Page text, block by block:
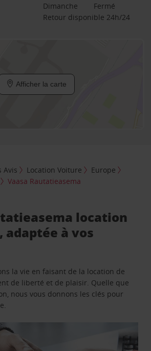
Dimanche
Fermé
Retour disponible 24h/24
Afficher la carte
Avis Location Voiture
Europe
Vaasa Rautatieasema
location
adaptée à vos
la vie en faisant de la location de
de liberté et de plaisir. Quelle que
nous vous donnons les clés pour